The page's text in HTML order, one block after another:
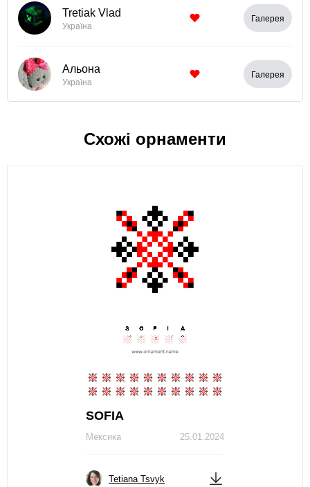
Tretiak Vlad
Україна
Галерея
Альона
Україна
Галерея
Схожі орнаменти
SOFIA
25.01.2024
Мексика
Tetiana Tsvyk